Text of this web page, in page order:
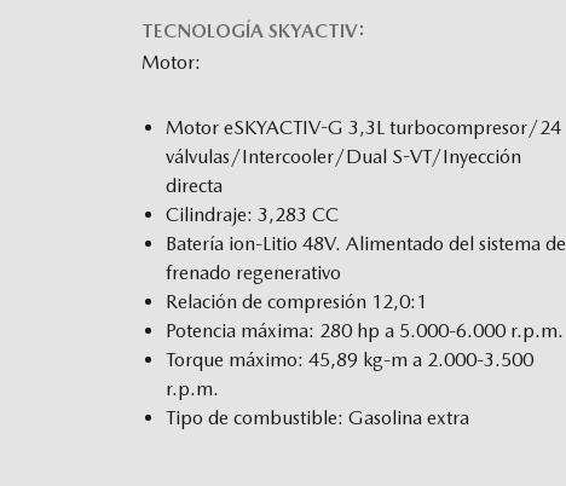
TECNOLOGÍA SKYACTIV:
Motor:
Motor eSKYACTIV-G 3,3L turbocompresor/24
válvulas/Intercooler/Dual S-VT/Inyección
directa
Cilindraje: 3,283 CC
Batería ion-Litio 48V. Alimentado del sistema de
frenado regenerativo
Relación de compresión 12,0:1
Potencia máxima: 280 hp a 5.000-6.000 r.p.m.
Torque máximo: 45,89 kg-m a 2.000-3.500
r.p.m.
Tipo de combustible: Gasolina extra